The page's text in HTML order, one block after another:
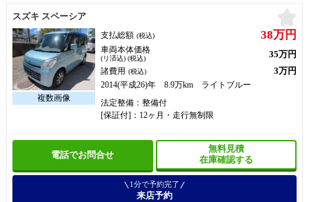
スズキ スペーシア
支払総額 (税込) 38万円
車両本体価格
(リ済込) (税込) 35万円
諸費用 (税込) 3万円
2014(平成26)年 8.9万km ライトブルー
法定整備：整備付
[保証付]：12ヶ月・走行無制限
電話でお問合せ
無料見積
在庫確認する
1分で予約完了
来店予約